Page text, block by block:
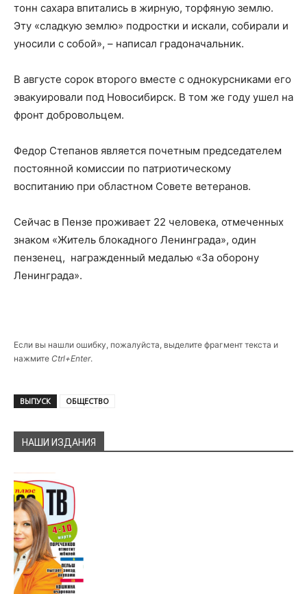
тонн сахара впитались в жирную, торфяную землю.
Эту «сладкую землю» подростки и искали, собирали и
уносили с собой», – написал градоначальник.
В августе сорок второго вместе с однокурсниками его
эвакуировали под Новосибирск. В том же году ушел на
фронт добровольцем.
Федор Степанов является почетным председателем
постоянной комиссии по патриотическому
воспитанию при областном Совете ветеранов.
Сейчас в Пензе проживает 22 человека, отмеченных
знаком «Житель блокадного Ленинграда», один
пензенец, награжденный медалью «За оборону
Ленинграда».
Если вы нашли ошибку, пожалуйста, выделите фрагмент текста и
нажмите Ctrl+Enter.
ВЫПУСК ОБЩЕСТВО
НАШИ ИЗДАНИЯ